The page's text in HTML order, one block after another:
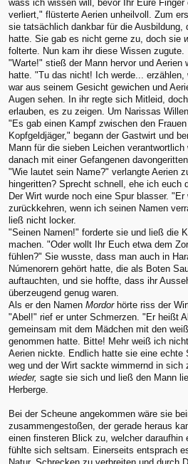
wass ich wissen will, bevor Ihr Eure Finger
verliert," flüsterte Aerien unheilvoll. Zum
sie tatsächlich dankbar für die Ausbildung,
hatte. Sie gab es nicht gerne zu, doch sie
folterte. Nun kam ihr diese Wissen zugute.
"Warte!" stieß der Mann hervor und Aerien
hatte. "Tu das nicht! Ich werde...
war aus seinem Gesicht gewichen und
Augen sehen. In ihr regte sich Mitleid,
erlauben, es zu zeigen. Um Narissas
"Es gab einen Kampf zwischen den
Kopfgeldjäger," begann der Gastwirt und
Mann für die sieben Leichen verantwortlich
danach mit einer Gefangenen davongeritten.
"Wie lautet sein Name?" verlangte Aerien
hingeritten? Sprecht schnell, ehe ich euch
Der Wirt wurde noch eine Spur blasser.
zurückkehren, wenn ich seinen Namen
ließ nicht locker.
"Seinen Namen!" forderte sie und ließ die
machen. "Oder wollt Ihr Euch etwa dem
fühlen?" Sie wusste, dass man auch in
Númenorern gehört hatte, die als Boten
auftauchten, und sie hoffte, dass ihr
überzeugend genug waren.
Als er den Namen Mordorhörte riss der
"Abel!" rief er unter Schmerzen. "Er heißt
gemeinsam mit dem Mädchen mit den
genommen hatte. Bitte! Mehr weiß ich
Aerien nickte. Endlich hatte sie eine echte
weg und der Wirt sackte wimmernd in sich
wieder, sagte sie sich und ließ den Mann
Herberge.
Bei der Scheune angekommen wäre sie
zusammengestoßen, der gerade heraus
einen finsteren Blick zu, welcher daraufhin
fühlte sich seltsam. Einerseits entsprach